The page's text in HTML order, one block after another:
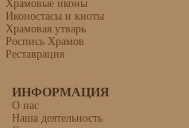
Вера, Надежда,
Храмовые иконы
Иконостасы и киоты
Храмовая утварь
Роспись Храмов
Реставрация
ИНФОРМАЦИЯ
О нас
Наша деятельность